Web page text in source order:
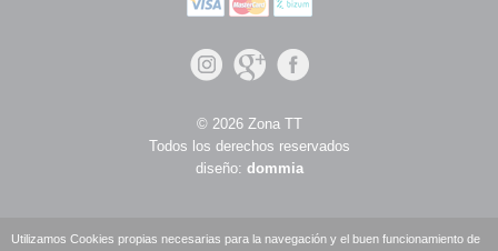
© 2026 Zona TT
Todos los derechos reservados
diseño: dommia
Utilizamos Cookies propias necesarias para la navegación y el buen funcionamiento de